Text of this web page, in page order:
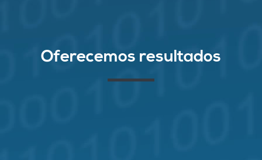
Oferecemos resultados